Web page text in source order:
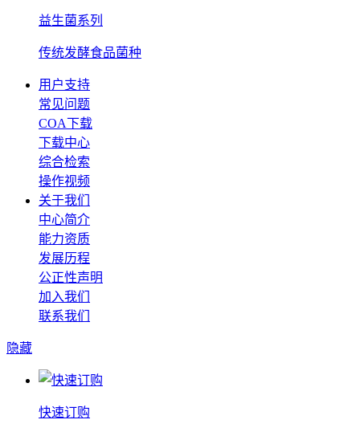
益生菌系列
传统发酵食品菌种
用户支持
常见问题
COA下载
下载中心
综合检索
操作视频
关于我们
中心简介
能力资质
发展历程
公正性声明
加入我们
联系我们
隐藏
快速订购